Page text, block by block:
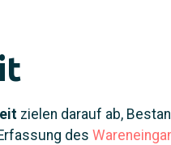
zielen darauf ab,
des